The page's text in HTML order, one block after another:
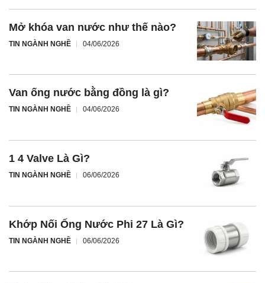
Mở khóa van nước như thế nào?
TIN NGÀNH NGHỀ 04/06/2026
Van ống nước bằng đồng là gì?
TIN NGÀNH NGHỀ 04/06/2026
1 4 Valve Là Gì?
TIN NGÀNH NGHỀ 06/06/2026
Khớp Nối Ống Nước Phi 27 Là Gì?
TIN NGÀNH NGHỀ 06/06/2026